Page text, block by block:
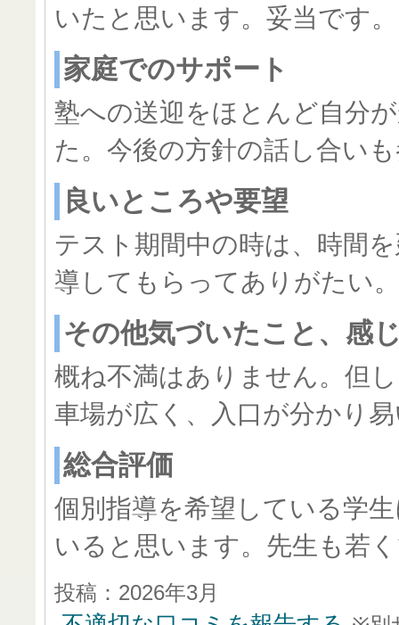
いたと思います。妥当です。
家庭でのサポート
塾への送迎をほとんど自分
た。今後の方針の話し合い
良いところや要望
テスト期間中の時は、時間
導してもらってありがたい。
その他気づいたこと、感
概ね不満はありません。但
車場が広く、入口が分かり
総合評価
個別指導を希望している学
いると思います。先生も若
投稿：2026年3月